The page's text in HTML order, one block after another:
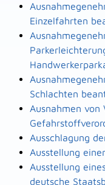
Einzelfahrten
Schlachten
Ausnahmen
Ausschlagung
Ausstellung
Ausstellung
deutsche